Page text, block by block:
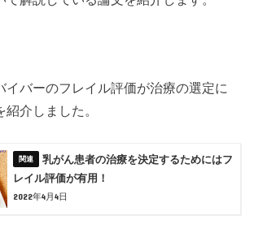
イバーのフレイル評価が治療の選定に
介しました。
乳がん患者の治療を決定するためにはフ
レイル評価が有用！
2022年4月4日